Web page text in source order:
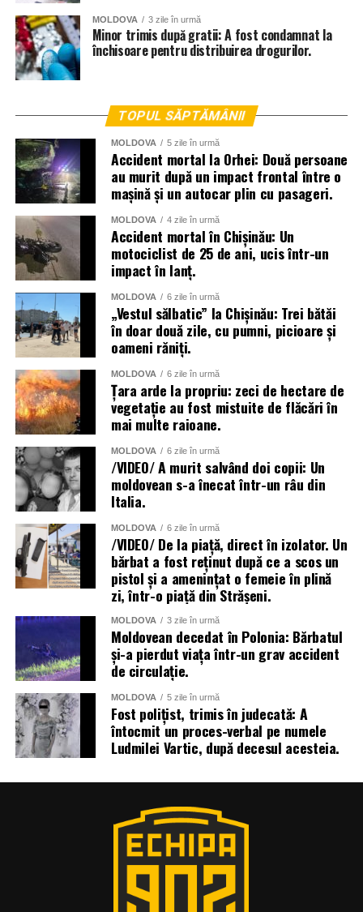
MOLDOVA 3 zile în urmă
Minor trimis după gratii: A fost condamnat la
închisoare pentru distribuirea drogurilor.
TOPUL SĂPTĂMÂNII
MOLDOVA 5 zile în urmă
Accident mortal la Orhei: Două persoane
au murit după un impact frontal între o
mașină și un autocar plin cu pasageri.
MOLDOVA 4 zile în urmă
Accident mortal în Chișinău: Un
motociclist de 25 de ani, ucis într-un
impact în lanț.
MOLDOVA 6 zile în urmă
„Vestul sălbatic” la Chișinău: Trei bătăi
în doar două zile, cu pumni, picioare și
oameni răniți.
MOLDOVA 6 zile în urmă
Țara arde la propriu: zeci de hectare de
vegetație au fost mistuite de flăcări în
mai multe raioane.
MOLDOVA 6 zile în urmă
/VIDEO/ A murit salvând doi copii: Un
moldovean s-a înecat într-un râu din
Italia.
MOLDOVA 6 zile în urmă
/VIDEO/ De la piață, direct în izolator. Un
bărbat a fost reținut după ce a scos un
pistol și a amenințat o femeie în plină
zi, într-o piață din Strășeni.
MOLDOVA 3 zile în urmă
Moldovean decedat în Polonia: Bărbatul
și-a pierdut viața într-un grav accident
de circulație.
MOLDOVA 5 zile în urmă
Fost polițist, trimis în judecată: A
întocmit un proces-verbal pe numele
Ludmilei Vartic, după decesul acesteia.